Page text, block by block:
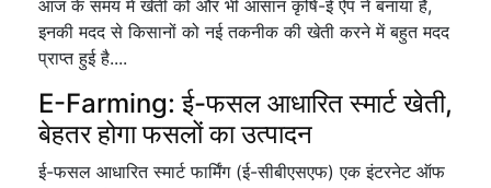
आज के समय में खेती को और भी आसान कृषि-ई ऐप ने बनाया है,
इनकी मदद से किसानों को नई तकनीक की खेती करने में बहुत मदद
प्राप्त हुई है....
E-Farming: ई-फसल आधारित स्मार्ट खेती,
बेहतर होगा फसलों का उत्पादन
ई-फसल आधारित स्मार्ट फार्मिंग (ई-सीबीएसएफ) एक इंटरनेट ऑफ